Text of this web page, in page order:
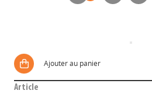
Ajouter au panier
Article